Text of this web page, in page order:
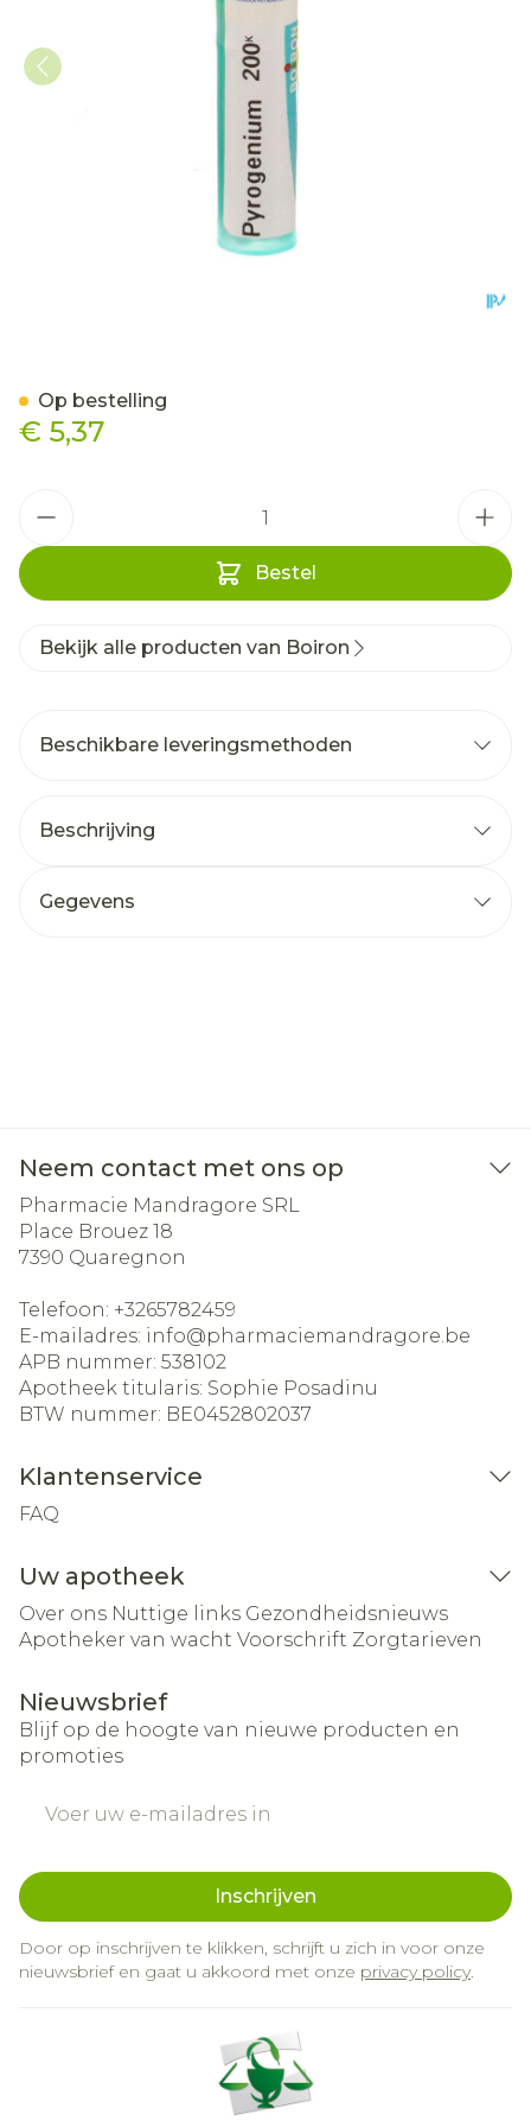
€ 5,37
Bestel
Op bestelling
Bekijk alle producten van Boiron
Beschikbare leveringsmethoden
Beschrijving
Gegevens
Neem contact met ons op
Pharmacie Mandragore SRL
Place Brouez 18
7390 Quaregnon
Telefoon: +3265782459
E-mailadres: info@pharmaciemandragore.be
APB nummer: 538102
Apotheek titularis: Sophie Posadinu
BTW nummer: BE0452802037
Klantenservice
FAQ
Uw apotheek
Over ons Nuttige links Gezondheidsnieuws
Apotheker van wacht Voorschrift Zorgtarieven
Nieuwsbrief
Blijf op de hoogte van nieuwe producten en
promoties
Inschrijven
Door op inschrijven te klikken, schrijft u zich in voor onze
nieuwsbrief en gaat u akkoord met onze privacy policy.